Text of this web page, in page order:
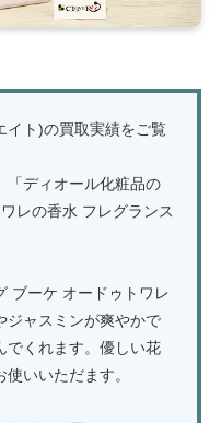
イト)の買取実績をご覧
「ディオール化粧品の
レの香水 フレグランス
ブーケ オードゥトワレ
ジャスミンが爽やかで
でくれます。優しい花
いいただます。